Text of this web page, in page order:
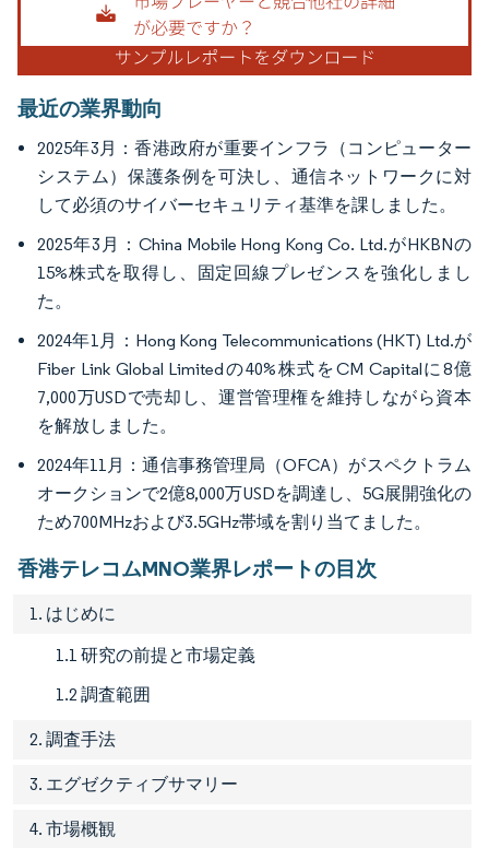
最近の業界動向
2025年3月：香港政府が重要インフラ（コンピューター
システム）保護条例を可決し、通信ネットワークに対
して必須のサイバーセキュリティ基準を課しました。
2025年3月：China Mobile Hong Kong Co. Ltd.がHKBNの
15%株式を取得し、固定回線プレゼンスを強化しまし
た。
2024年1月：Hong Kong Telecommunications (HKT) Ltd.が
Fiber Link Global Limitedの40%株式をCM Capitalに8億
7,000万USDで売却し、運営管理権を維持しながら資本
を解放しました。
2024年11月：通信事務管理局（OFCA）がスペクトラム
オークションで2億8,000万USDを調達し、5G展開強化の
ため700MHzおよび3.5GHz帯域を割り当てました。
香港テレコムMNO業界レポートの目次
1. はじめに
1.1 研究の前提と市場定義
1.2 調査範囲
2. 調査手法
3. エグゼクティブサマリー
4. 市場概観